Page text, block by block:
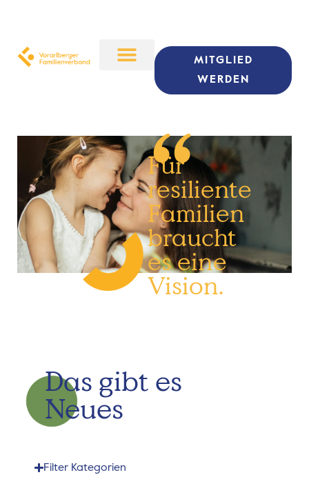
MITGLIED
WERDEN
“
Für
resiliente
Familien
braucht
es eine
Vision.
Das gibt es
Neues
Filter Kategorien